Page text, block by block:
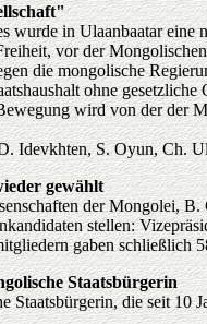
wurde in Ulaanbaatar
vor der
die mongolische
ohne gesetzliche
wird von der der
Idevkhten, S. Oyun, Ch.
gewählt
der Mongolei,
stellen:
gaben schließlich
Staatsbürgerin
Staatsbürgerin, die seit